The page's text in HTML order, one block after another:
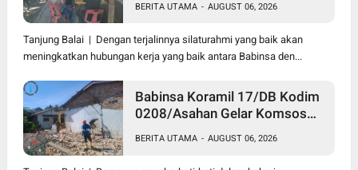
09/TB Kodim 0208/Asahan
BERITA UTAMA - AUGUST 06, 2026
Tanjung Balai | Dengan terjalinnya silaturahmi yang baik akan
meningkatkan hubungan kerja yang baik antara Babinsa den...
Babinsa Koramil 17/DB Kodim
0208/Asahan Gelar Komsos
BERITA UTAMA - AUGUST 06, 2026